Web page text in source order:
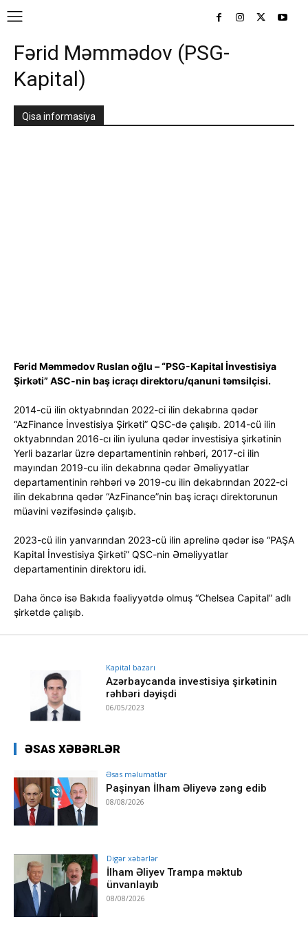
Fərid Məmmədov (PSG-
Kapital)
Qisa informasiya
Fərid Məmmədov Ruslan oğlu – “PSG-Kapital İnvestisiya
Şirkəti” ASC-nin baş icraçı direktoru/qanuni təmsilçisi.
2014-cü ilin oktyabrından 2022-ci ilin dekabrına qədər
“AzFinance İnvestisiya Şirkəti” QSC-də çalışıb. 2014-cü ilin
oktyabrından 2016-cı ilin iyuluna qədər investisiya şirkətinin
Yerli bazarlar üzrə departamentinin rəhbəri, 2017-ci ilin
mayından 2019-cu ilin dekabrına qədər Əməliyyatlar
departamentinin rəhbəri və 2019-cu ilin dekabrından 2022-ci
ilin dekabrına qədər “AzFinance”nin baş icraçı direktorunun
müavini vəzifəsində çalışıb.
2023-cü ilin yanvarından 2023-cü ilin aprelinə qədər isə “PAŞA
Kapital İnvestisiya Şirkəti” QSC-nin Əməliyyatlar
departamentinin direktoru idi.
Daha öncə isə Bakıda fəaliyyətdə olmuş “Chelsea Capital” adlı
şirkətdə çalışıb.
Kapital bazarı
Azərbaycanda investisiya şirkətinin
rəhbəri dəyişdi
06/05/2023
ƏSAS XƏBƏRLƏR
Əsas məlumatlar
Paşinyan İlham Əliyevə zəng edib
08/08/2026
Digər xəbərlər
İlham Əliyev Trampa məktub
ünvanlayıb
08/08/2026